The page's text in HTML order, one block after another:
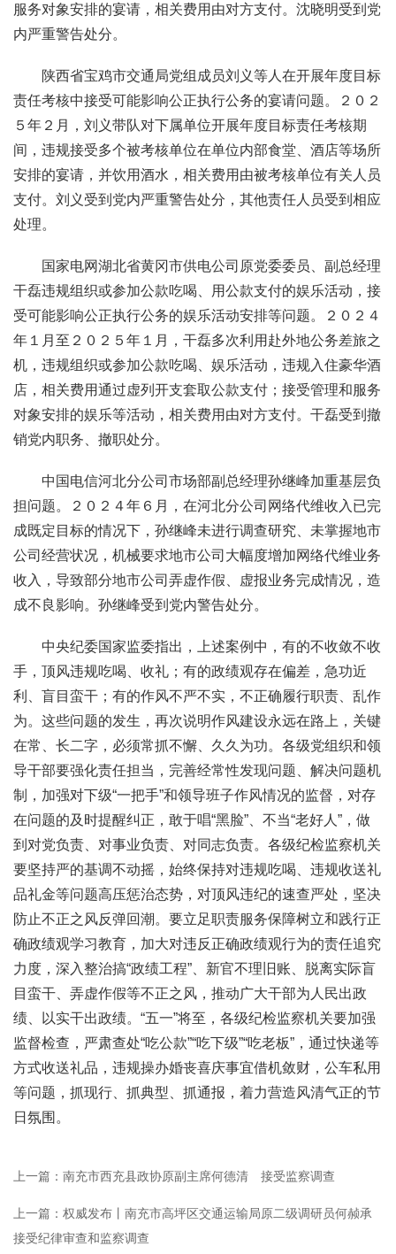
服务对象安排的宴请，相关费用由对方支付。沈晓明受到党
内严重警告处分。
陕西省宝鸡市交通局党组成员刘义等人在开展年度目标
责任考核中接受可能影响公正执行公务的宴请问题。２０２
５年２月，刘义带队对下属单位开展年度目标责任考核期
间，违规接受多个被考核单位在单位内部食堂、酒店等场所
安排的宴请，并饮用酒水，相关费用由被考核单位有关人员
支付。刘义受到党内严重警告处分，其他责任人员受到相应
处理。
国家电网湖北省黄冈市供电公司原党委委员、副总经理
干磊违规组织或参加公款吃喝、用公款支付的娱乐活动，接
受可能影响公正执行公务的娱乐活动安排等问题。２０２４
年１月至２０２５年１月，干磊多次利用赴外地公务差旅之
机，违规组织或参加公款吃喝、娱乐活动，违规入住豪华酒
店，相关费用通过虚列开支套取公款支付；接受管理和服务
对象安排的娱乐等活动，相关费用由对方支付。干磊受到撤
销党内职务、撤职处分。
中国电信河北分公司市场部副总经理孙继峰加重基层负
担问题。２０２４年６月，在河北分公司网络代维收入已完
成既定目标的情况下，孙继峰未进行调查研究、未掌握地市
公司经营状况，机械要求地市公司大幅度增加网络代维业务
收入，导致部分地市公司弄虚作假、虚报业务完成情况，造
成不良影响。孙继峰受到党内警告处分。
中央纪委国家监委指出，上述案例中，有的不收敛不收
手，顶风违规吃喝、收礼；有的政绩观存在偏差，急功近
利、盲目蛮干；有的作风不严不实，不正确履行职责、乱作
为。这些问题的发生，再次说明作风建设永远在路上，关键
在常、长二字，必须常抓不懈、久久为功。各级党组织和领
导干部要强化责任担当，完善经常性发现问题、解决问题机
制，加强对下级“一把手”和领导班子作风情况的监督，对存
在问题的及时提醒纠正，敢于唱“黑脸”、不当“老好人”，做
到对党负责、对事业负责、对同志负责。各级纪检监察机关
要坚持严的基调不动摇，始终保持对违规吃喝、违规收送礼
品礼金等问题高压惩治态势，对顶风违纪的速查严处，坚决
防止不正之风反弹回潮。要立足职责服务保障树立和践行正
确政绩观学习教育，加大对违反正确政绩观行为的责任追究
力度，深入整治搞“政绩工程”、新官不理旧账、脱离实际盲
目蛮干、弄虚作假等不正之风，推动广大干部为人民出政
绩、以实干出政绩。“五一”将至，各级纪检监察机关要加强
监督检查，严肃查处“吃公款”“吃下级”“吃老板”，通过快递等
方式收送礼品，违规操办婚丧喜庆事宜借机敛财，公车私用
等问题，抓现行、抓典型、抓通报，着力营造风清气正的节
日氛围。
上一篇：南充市西充县政协原副主席何德清 接受监察调查
上一篇：权威发布丨南充市高坪区交通运输局原二级调研员何赪承
接受纪律审查和监察调查